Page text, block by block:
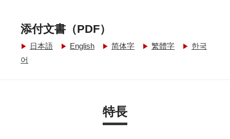
添付文書（PDF）
日本語 English 简体字 繁體字
한국
어
特長